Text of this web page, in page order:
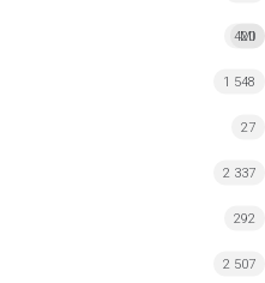
MI
420
1 548
27
2 337
292
2 507